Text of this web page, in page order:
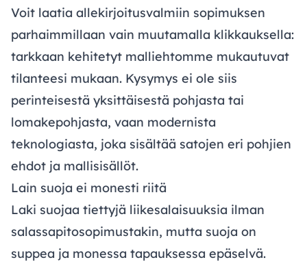
Voit laatia allekirjoitusvalmiin sopimuksen
parhaimmillaan vain muutamalla klikkauksella:
tarkkaan kehitetyt malliehtomme mukautuvat
tilanteesi mukaan. Kysymys ei ole siis
perinteisestä yksittäisestä pohjasta tai
lomakepohjasta, vaan modernista
teknologiasta, joka sisältää satojen eri pohjien
ehdot ja mallisisällöt.
Lain suoja ei monesti riitä
Laki suojaa tiettyjä liikesalaisuuksia ilman
salassapitosopimustakin, mutta suoja on
suppea ja monessa tapauksessa epäselvä.